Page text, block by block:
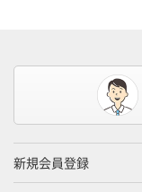
新規会員登録